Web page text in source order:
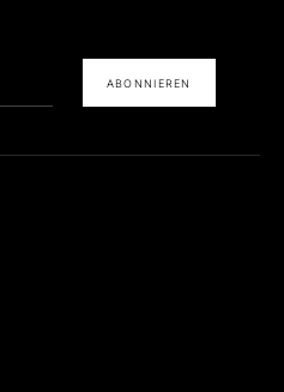
ABONNIEREN